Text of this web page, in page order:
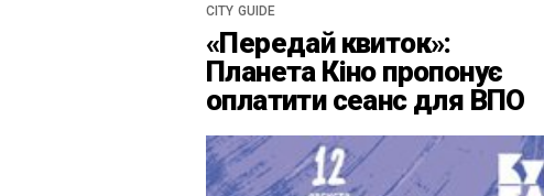
CITY GUIDE
«Передай квиток»:
Планета Кіно пропонує
оплатити сеанс для ВПО